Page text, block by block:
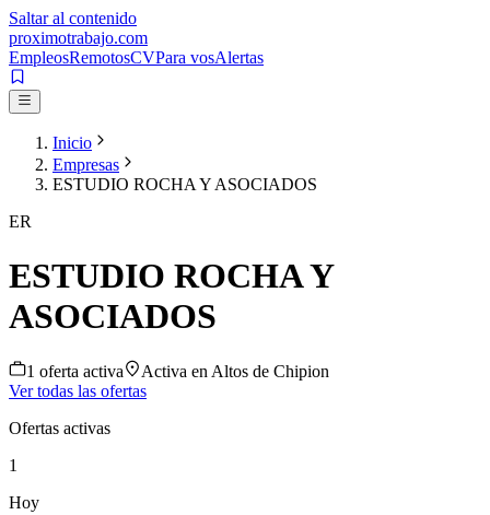
Saltar al contenido
proximotrabajo.com
EmpleosRemotosCVPara vosAlertas
Inicio
Empresas
ESTUDIO ROCHA Y ASOCIADOS
ER
ESTUDIO ROCHA Y
ASOCIADOS
1 oferta activa Activa en Altos de Chipion
Ver todas las ofertas
Ofertas activas
1
Hoy